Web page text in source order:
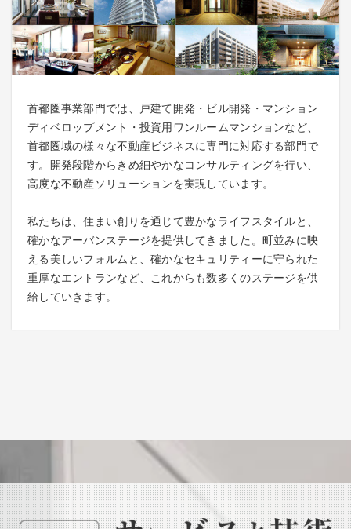
首都圏事業部門では、戸建て開発・ビル開発・マンション
ディベロップメント・投資用ワンルームマンションなど、
首都圏域の様々な不動産ビジネスに専門に対応する部門で
す。開発段階からきめ細やかなコンサルティングを行い、
高度な不動産ソリューションを実現しています。
私たちは、住まい創りを通じて豊かなライフスタイルと、
確かなアーバンステージを提供してきました。町並みに映
える美しいフォルムと、確かなセキュリティーに守られた
重厚なエントランなど、これからも数多くのステージを供
給していきます。